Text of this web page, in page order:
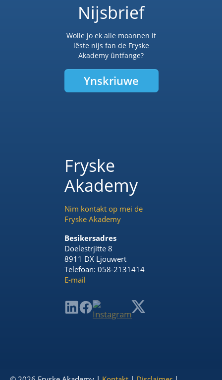
Nijsbrief
Wolle jo ek alle moannen it
lêste nijs fan de Fryske
Akademy ûntfange?
Ynskriuwe
Fryske
Akademy
Nim kontakt op mei de
Fryske Akademy
Besikersadres
Doelestrjitte 8
8911 DX Ljouwert
Telefoan: 058-2131414
E-mail